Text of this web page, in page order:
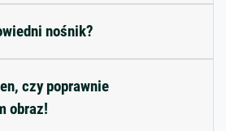
nośnik?
czy poprawnie
obraz!